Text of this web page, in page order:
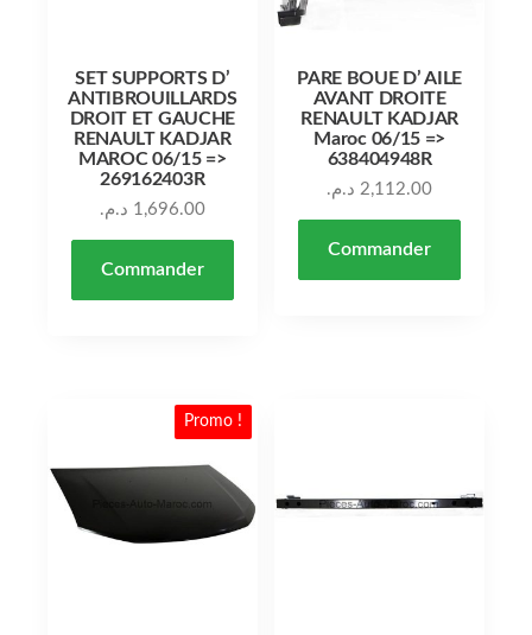
SET SUPPORTS D’
ANTIBROUILLARDS
DROIT ET GAUCHE
RENAULT KADJAR
MAROC 06/15 =>
269162403R
1,696.00 د.م.
Commander
PARE BOUE D’ AILE
AVANT DROITE
RENAULT KADJAR
Maroc 06/15 =>
638404948R
2,112.00 د.م.
Commander
Promo !